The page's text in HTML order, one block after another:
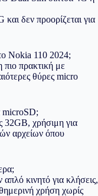
δεν προορίζεται για
Nokia 110 2024;
πρακτική με
θύρες micro
microSD;
32GB, χρήσιμη για
αρχείων όπου
κινητό για κλήσεις,
χρήση χωρίς